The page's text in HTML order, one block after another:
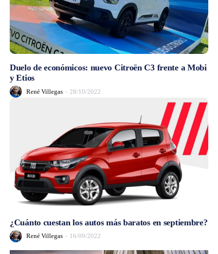
Duelo de económicos: nuevo Citroën C3 frente a Mobi
y Etios
René Villegas - 28/10/2022
¿Cuánto cuestan los autos más baratos en septiembre?
René Villegas - 16/09/2022